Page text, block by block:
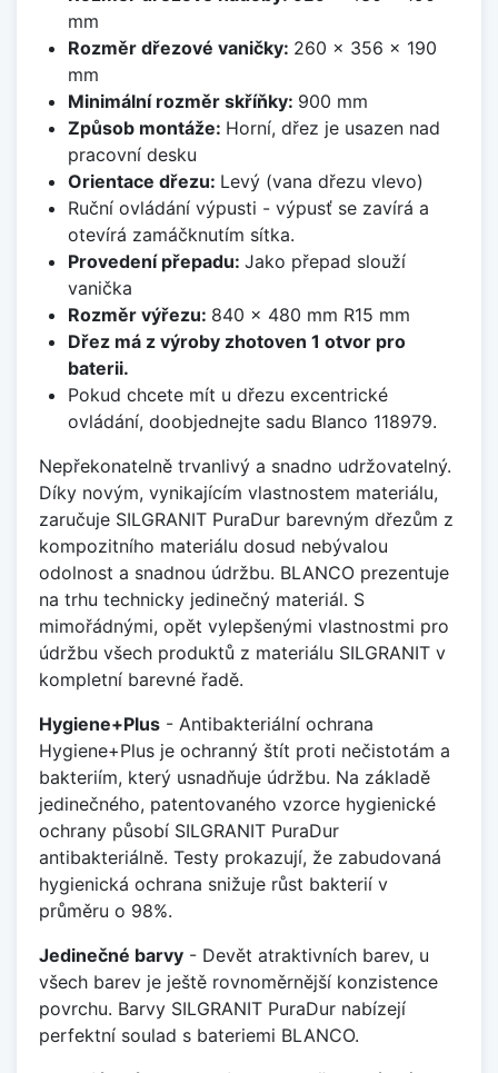
mm
Rozměr dřezové vaničky: 260 x 356 x 190
mm
Minimální rozměr skříňky: 900 mm
Způsob montáže: Horní, dřez je usazen nad
pracovní desku
Orientace dřezu: Levý (vana dřezu vlevo)
Ruční ovládání výpusti - výpusť se zavírá a
otevírá zamáčknutím sítka.
Provedení přepadu: Jako přepad slouží
vanička
Rozměr výřezu: 840 x 480 mm R15 mm
Dřez má z výroby zhotoven 1 otvor pro
baterii.
Pokud chcete mít u dřezu excentrické
ovládání, doobjednejte sadu Blanco 118979.
Nepřekonatelně trvanlivý a snadno udržovatelný.
Díky novým, vynikajícím vlastnostem materiálu,
zaručuje SILGRANIT PuraDur barevným dřezům z
kompozitního materiálu dosud nebývalou
odolnost a snadnou údržbu. BLANCO prezentuje
na trhu technicky jedinečný materiál. S
mimořádnými, opět vylepšenými vlastnostmi pro
údržbu všech produktů z materiálu SILGRANIT v
kompletní barevné řadě.
Hygiene+Plus - Antibakteriální ochrana
Hygiene+Plus je ochranný štít proti nečistotám a
bakteriím, který usnadňuje údržbu. Na základě
jedinečného, patentovaného vzorce hygienické
ochrany působí SILGRANIT PuraDur
antibakteriálně. Testy prokazují, že zabudovaná
hygienická ochrana snižuje růst bakterií v
průměru o 98%.
Jedinečné barvy - Devět atraktivních barev, u
všech barev je ještě rovnoměrnější konzistence
povrchu. Barvy SILGRANIT PuraDur nabízejí
perfektní soulad s bateriemi BLANCO.